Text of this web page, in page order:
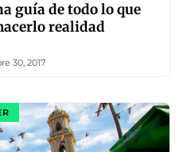
guía de todo lo que
realidad
30, 2017